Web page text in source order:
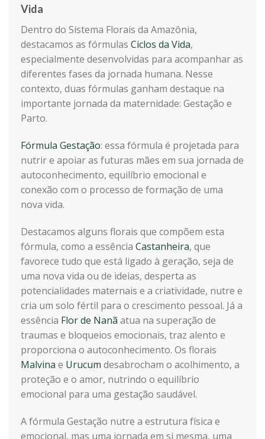
Vida
Dentro do Sistema Florais da Amazônia,
destacamos as fórmulas Ciclos da Vida,
especialmente desenvolvidas para acompanhar as
diferentes fases da jornada humana. Nesse
contexto, duas fórmulas ganham destaque na
importante jornada da maternidade: Gestação e
Parto.
Fórmula Gestação: essa fórmula é projetada para
nutrir e apoiar as futuras mães em sua jornada de
autoconhecimento, equilíbrio emocional e
conexão com o processo de formação de uma
nova vida.
Destacamos alguns florais que compõem esta
fórmula, como a essência Castanheira, que
favorece tudo que está ligado à geração, seja de
uma nova vida ou de ideias, desperta as
potencialidades maternais e a criatividade, nutre e
cria um solo fértil para o crescimento pessoal. Já a
essência Flor de Nanã atua na superação de
traumas e bloqueios emocionais, traz alento e
proporciona o autoconhecimento. Os florais
Malvina e Urucum desabrocham o acolhimento, a
proteção e o amor, nutrindo o equilíbrio
emocional para uma gestação saudável.
A fórmula Gestação nutre a estrutura física e
emocional, mas uma jornada em si mesma, uma